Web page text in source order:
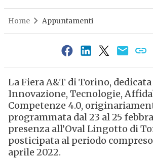
Home Appuntamenti
La Fiera A&T di Torino, dedicata
Innovazione, Tecnologie,
Competenze 4.0,
programmata dal 23 al 25
presenza all’Oval Lingotto di
posticipata al periodo compreso
aprile 2022.